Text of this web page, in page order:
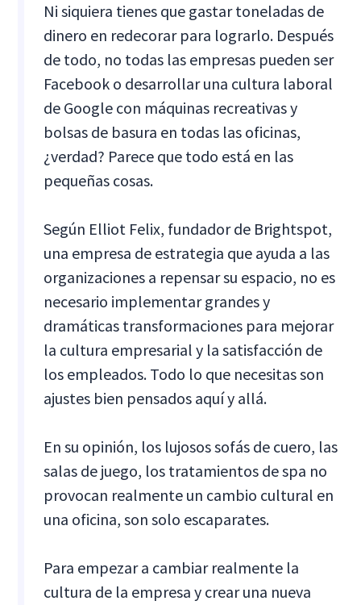
Ni siquiera tienes que gastar toneladas de
dinero en redecorar para lograrlo. Después
de todo, no todas las empresas pueden ser
Facebook o desarrollar una cultura laboral
de Google con máquinas recreativas y
bolsas de basura en todas las oficinas,
¿verdad? Parece que todo está en las
pequeñas cosas.
Según Elliot Felix, fundador de Brightspot,
una empresa de estrategia que ayuda a las
organizaciones a repensar su espacio, no es
necesario implementar grandes y
dramáticas transformaciones para mejorar
la cultura empresarial y la satisfacción de
los empleados. Todo lo que necesitas son
ajustes bien pensados aquí y allá.
En su opinión, los lujosos sofás de cuero, las
salas de juego, los tratamientos de spa no
provocan realmente un cambio cultural en
una oficina, son solo escaparates.
Para empezar a cambiar realmente la
cultura de la empresa y crear una nueva